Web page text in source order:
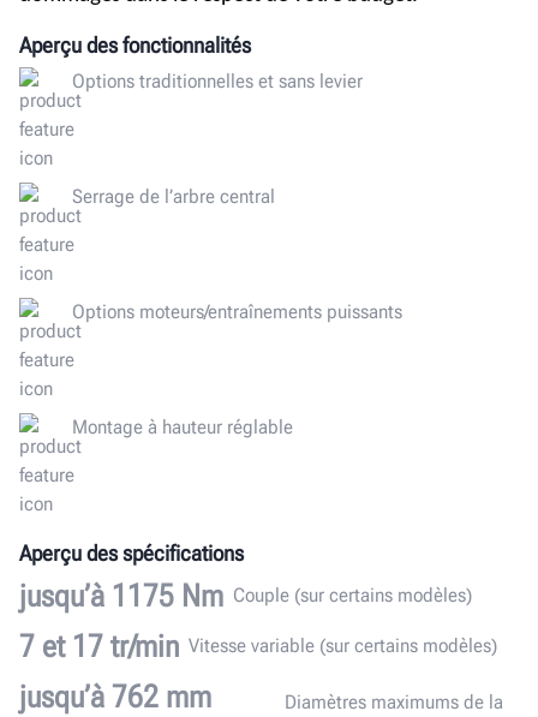
Aperçu des fonctionnalités
Options traditionnelles et sans levier
Serrage de l’arbre central
Options moteurs/entraînements puissants
Montage à hauteur réglable
Aperçu des spécifications
jusqu’à 1175 Nm Couple (sur certains modèles)
7 et 17 tr/min Vitesse variable (sur certains modèles)
jusqu’à 762 mm
Diamètres maximums de la